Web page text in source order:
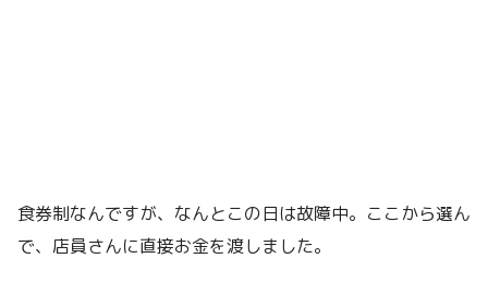
食券制なんですが、なんとこの日は故障中。ここから選ん
で、店員さんに直接お金を渡しました。